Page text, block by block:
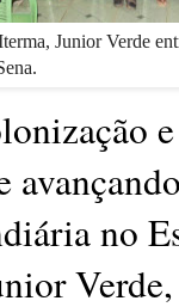
Junior Verde
no